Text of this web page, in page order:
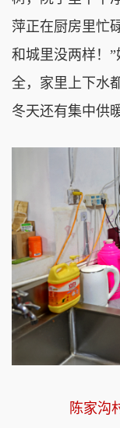
萍正在厨房里忙
和城里没两样！
全，家里上下水
冬天还有集中供暖
陈家沟